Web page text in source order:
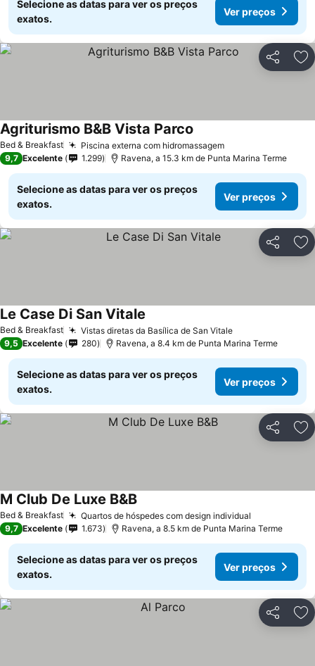
Selecione as datas para ver os preços
exatos.
Ver preços
Partilhar
Bed & Breakfast Piscina externa com hidromassagem
Agriturismo B&B Vista Parco
9,7 Excelente 1.299 Ravena, a 15.3 km de Punta Marina Terme
Selecione as datas para ver os preços
exatos.
Ver preços
Partilhar
Bed & Breakfast Vistas diretas da Basílica de San Vitale
Le Case Di San Vitale
9,5 Excelente 280 Ravena, a 8.4 km de Punta Marina Terme
Selecione as datas para ver os preços
exatos.
Ver preços
Partilhar
Bed & Breakfast Quartos de hóspedes com design individual
M Club De Luxe B&B
9,7 Excelente 1.673 Ravena, a 8.5 km de Punta Marina Terme
Selecione as datas para ver os preços
exatos.
Ver preços
Partilhar